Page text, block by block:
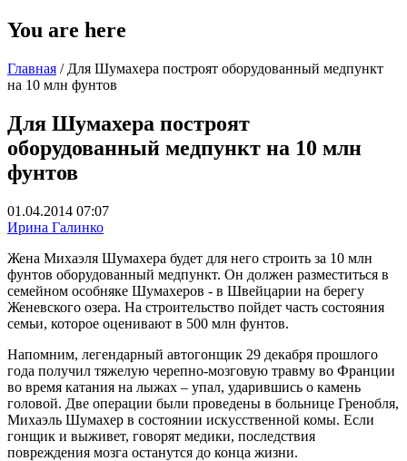
You are here
Главная / Для Шумахера построят оборудованный медпункт
на 10 млн фунтов
Для Шумахера построят
оборудованный медпункт на 10 млн
фунтов
01.04.2014 07:07
Ирина Галинко
Жена Михаэля Шумахера будет для него строить за 10 млн
фунтов оборудованный медпункт. Он должен разместиться в
семейном особняке Шумахеров - в Швейцарии на берегу
Женевского озера. На строительство пойдет часть состояния
семьи, которое оценивают в 500 млн фунтов.
Напомним, легендарный автогонщик 29 декабря прошлого
года получил тяжелую черепно-мозговую травму во Франции
во время катания на лыжах – упал, ударившись о камень
головой. Две операции были проведены в больнице Гренобля,
Михаэль Шумахер в состоянии искусственной комы. Если
гонщик и выживет, говорят медики, последствия
повреждения мозга останутся до конца жизни.